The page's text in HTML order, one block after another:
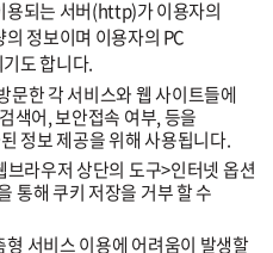
용되는 서버(http)가 이용자의
정보이며 이용자의 PC
도 합니다.
문한 각 서비스와 웹 사이트들에
색어, 보안접속 여부, 등을
정보 제공을 위해 사용됩니다.
라우저 상단의 도구>인터넷 옵션
통해 쿠키 저장을 거부 할 수
서비스 이용에 어려움이 발생할